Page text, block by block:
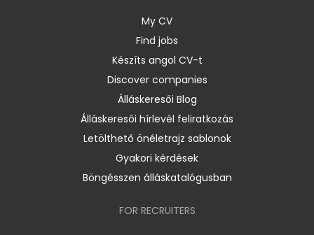
My CV
Find jobs
Készíts angol CV-t
Discover companies
Álláskeresői Blog
Álláskeresői hírlevél feliratkozás
Letölthető önéletrajz sablonok
Gyakori kérdések
Böngésszen álláskatalógusban
FOR RECRUITERS